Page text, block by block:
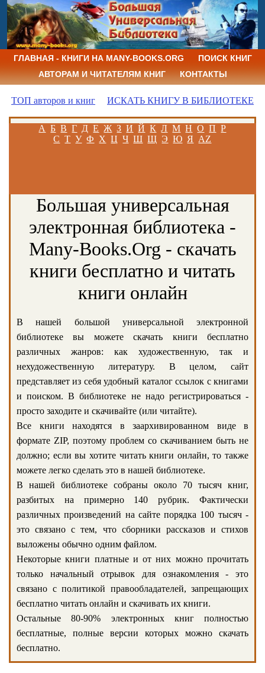
ГЛАВНАЯ - КНИГИ НА MANY-BOOKS.ORG
ПОИСК КНИГ
АВТОРАМ И ЧИТАТЕЛЯМ КНИГ
КОНТАКТЫ
ТОП авторов и книг ИСКАТЬ КНИГУ В БИБЛИОТЕКЕ
А Б В Г Д Е Ж З И Й К Л М Н О П Р
С Т У Ф Х Ц Ч Ш Щ Э Ю Я AZ
Большая универсальная
электронная библиотека -
Many-Books.Org - скачать
книги бесплатно и читать
книги онлайн
В нашей большой универсальной электронной
библиотеке вы можете скачать книги бесплатно
различных жанров: как художественную, так и
нехудожественную литературу. В целом, сайт
представляет из себя удобный каталог ссылок с книгами
и поиском. В библиотеке не надо регистрироваться -
просто заходите и скачивайте (или читайте).
Все книги находятся в заархивированном виде в
формате ZIP, поэтому проблем со скачиванием быть не
должно; если вы хотите читать книги онлайн, то также
можете легко сделать это в нашей библиотеке.
В нашей библиотеке собраны около 70 тысяч книг,
разбитых на примерно 140 рубрик. Фактически
различных произведений на сайте порядка 100 тысяч -
это связано с тем, что сборники рассказов и стихов
выложены обычно одним файлом.
Некоторые книги платные и от них можно прочитать
только начальный отрывок для ознакомления - это
связано с политикой правообладателей, запрещающих
бесплатно читать онлайн и скачивать их книги.
Остальные 80-90% электронных книг полностью
бесплатные, полные версии которых можно скачать
бесплатно.